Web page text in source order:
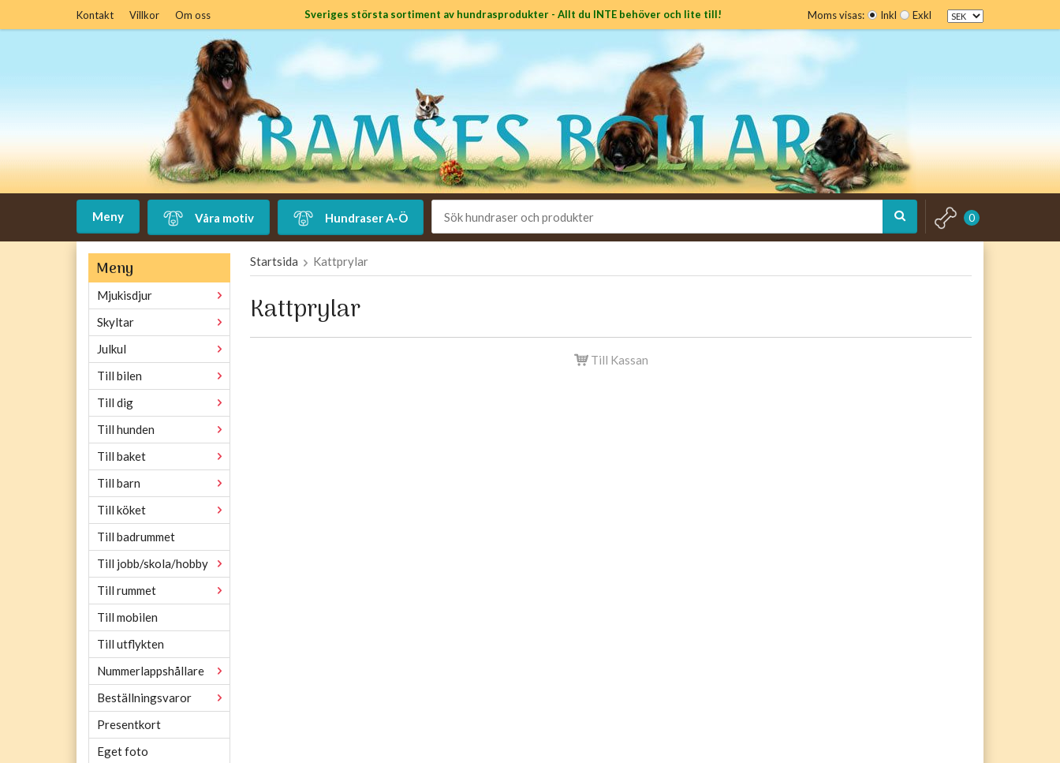
Kontakt Villkor Om oss Moms visas: Inkl Exkl
Sveriges största sortiment av hundrasprodukter - Allt du INTE behöver och lite till!
Meny Våra motiv Hundraser A-Ö 0
Meny
Mjukisdjur
Skyltar
Julkul
Till bilen
Till dig
Till hunden
Till baket
Till barn
Till köket
Till badrummet
Till jobb/skola/hobby
Till rummet
Till mobilen
Till utflykten
Nummerlappshållare
Beställningsvaror
Presentkort
Eget foto
Startsida Kattprylar
Kattprylar
Till Kassan